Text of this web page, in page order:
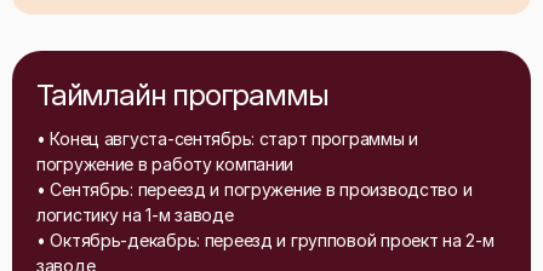
Таймлайн программы
• Конец августа-сентябрь: старт программы и
погружение в работу компании
• Сентябрь: переезд и погружение в производство и
логистику на 1-м заводе
• Октябрь-декабрь: переезд и групповой проект на 2-м
заводе